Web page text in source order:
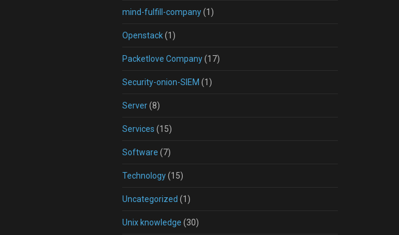
mind-fulfill-company(1)
Openstack(1)
Packetlove Company(17)
Security-onion-SIEM (1)
Server(8)
Services (15)
Software (7)
Technology(15)
Uncategorized (1)
Unix knowledge (30)